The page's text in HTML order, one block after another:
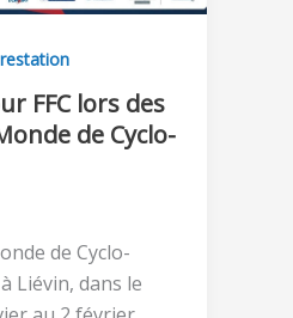
FFC lors des
de Cyclo-
de Cyclo-
Liévin, dans le